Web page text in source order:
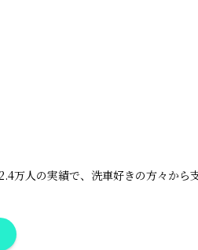
万人の実績で、洗車好きの方々から